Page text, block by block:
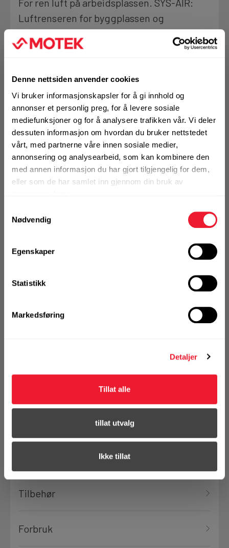
Denne nettsiden anvender cookies
Vi bruker informasjonskapsler for å gi innhold og
annonser et personlig preg, for å levere sosiale
mediefunksjoner og for å analysere trafikken vår. Vi deler
dessuten informasjon om hvordan du bruker nettstedet
vårt, med partnerne våre innen sosiale medier,
annonsering og analysearbeid, som kan kombinere den
med annen informasjon du har gjort tilgjengelig for dem,
eller som de har samlet inn gjennom din bruk av
Nødvendig
Egenskaper
Statistikk
Markedsføring
Detaljer
Tillat alle
tillat utvalg
Ikke tillat
Motek
Kontakt
Fra rådgivning til sporing av ordre
Kampanjer
Kvalitetsprodukter til ekstra gode priser
Produktnyheter
Siste nytt om dine favorittprodukter
For ren luft på arbeidsplassen. SYS-AIR:
Luftrenseren for byggplassen og
verkstedet
0
Skriv en
✓ FLEET Se Fleet fordeler
BRUKSOMRÅDER
Alt arbeid der det er vanskelig eller umulig å bruke
avsug
Riving og renovering
Bedre luft på byggeplassen eller i verkstedet
Mer info
Logg inn eller
KJØP
Handleliste
Tilbehør
Forbruk